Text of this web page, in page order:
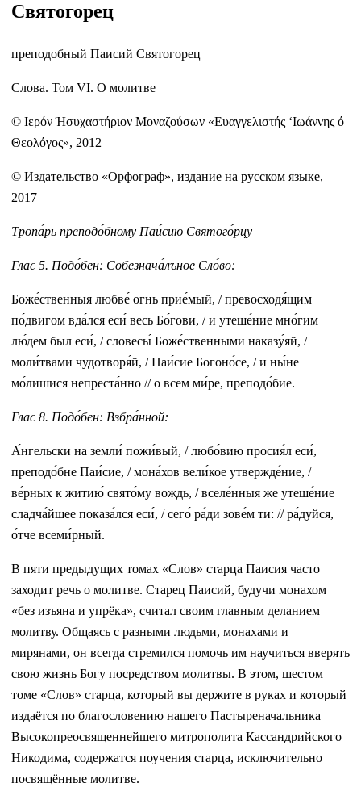
Святогорец
преподобный Паисий Святогорец
Слова. Том VI. О молитве
© Ιερόν Ήσυχαστήριον Moναζούσων «Ευαγγελιστής ‘Ιωάννης ό
Θεολόγος», 2012
© Издательство «Орфограф», издание на русском языке,
2017
Тропа́рь преподо́бному Паи́сию Святого́рцу
Глас 5. Подо́бен: Собезнача́лъное Сло́во:
Боже́ственныя любве́ огнь прие́мый, / превосходя́щим
по́двигом вда́лся еси́ весь Бо́гови, / и утеше́ние мно́гим
лю́дем был еси́, / словесы́ Боже́ственными наказу́яй, /
моли́твами чудотворя́й, / Паи́сие Богоно́се, / и ны́не
мо́лишися непреста́нно // о всем ми́ре, преподо́бие.
Глас 8. Подо́бен: Взбра́нной:
А́нгельски на земли́ пожи́вый, / любо́вию просия́л еси́,
преподо́бне Паи́сие, / мона́хов вели́кое утвержде́ние, /
ве́рных к житию́ свято́му вождь, / вселе́нныя же утеше́ние
сладча́йшее показа́лся еси́, / сего́ ра́ди зове́м ти: // ра́дуйся,
о́тче всеми́рный.
В пяти предыдущих томах «Слов» старца Паисия часто
заходит речь о молитве. Старец Паисий, будучи монахом
«без изъяна и упрёка», считал своим главным деланием
молитву. Общаясь с разными людьми, монахами и
мирянами, он всегда стремился помочь им научиться вверять
свою жизнь Богу посредством молитвы. В этом, шестом
томе «Слов» старца, который вы держите в руках и который
издаётся по благословению нашего Пастыреначальника
Высокопреосвященнейшего митрополита Кассандрийского
Никодима, содержатся поучения старца, исключительно
посвящённые молитве.